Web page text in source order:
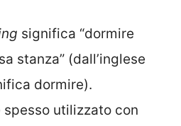
significa “dormire
stanza” (dall’inglese
dormire).
utilizzato con